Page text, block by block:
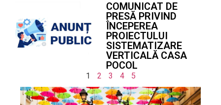
COMUNICAT DE
PRESĂ PRIVIND
ÎNCEPEREA
PROIECTULUI
SISTEMATIZARE
VERTICALĂ CASA
POCOL
1 2 3 4 5